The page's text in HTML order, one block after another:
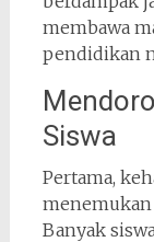
membawa
pendidikan
Siswa
Pertama,
Banyak